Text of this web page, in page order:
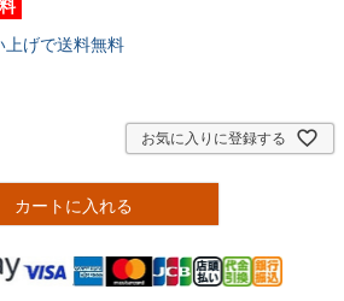
げで送料無料
お気に入りに登録する
カートに入れる